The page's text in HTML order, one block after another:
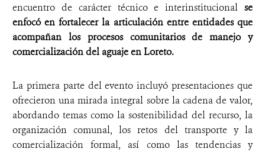
encuentro de carácter técnico e interinstitucional se
enfocó en fortalecer la articulación entre entidades que
acompañan los procesos comunitarios de manejo y
comercialización del aguaje en Loreto.
La primera parte del evento incluyó presentaciones que
ofrecieron una mirada integral sobre la cadena de valor,
abordando temas como la sostenibilidad del recurso, la
organización comunal, los retos del transporte y la
comercialización formal, así como las tendencias y